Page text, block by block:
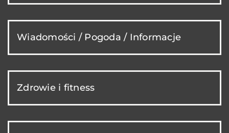
Wiadomości / Pogoda / Informacje
Zdrowie i fitness